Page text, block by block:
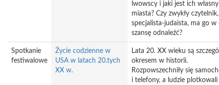
lwowscy i jaki jest ich
miasta? Czy zwykły
specjalista-judaista, ma go w
szansę odnaleźć?
Spotkanie
festiwalowe
Życie codzienne w
USA w latach 20.tych
XX w.
Lata 20. XX wieku są
okresem w historii.
Rozpowszechniły się
i telefony, a ludzie plotkowali